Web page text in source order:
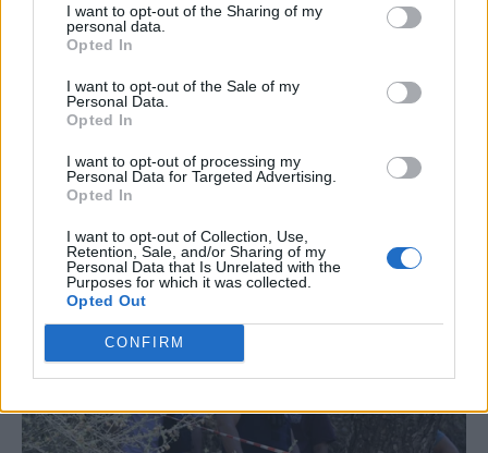
I want to opt-out of the Sharing of my
personal data.
Opted In
I want to opt-out of the Sale of my
Personal Data.
Opted In
I want to opt-out of processing my
Personal Data for Targeted Advertising.
Opted In
I want to opt-out of Collection, Use,
Retention, Sale, and/or Sharing of my
Personal Data that Is Unrelated with the
Purposes for which it was collected.
Opted Out
CONFIRM